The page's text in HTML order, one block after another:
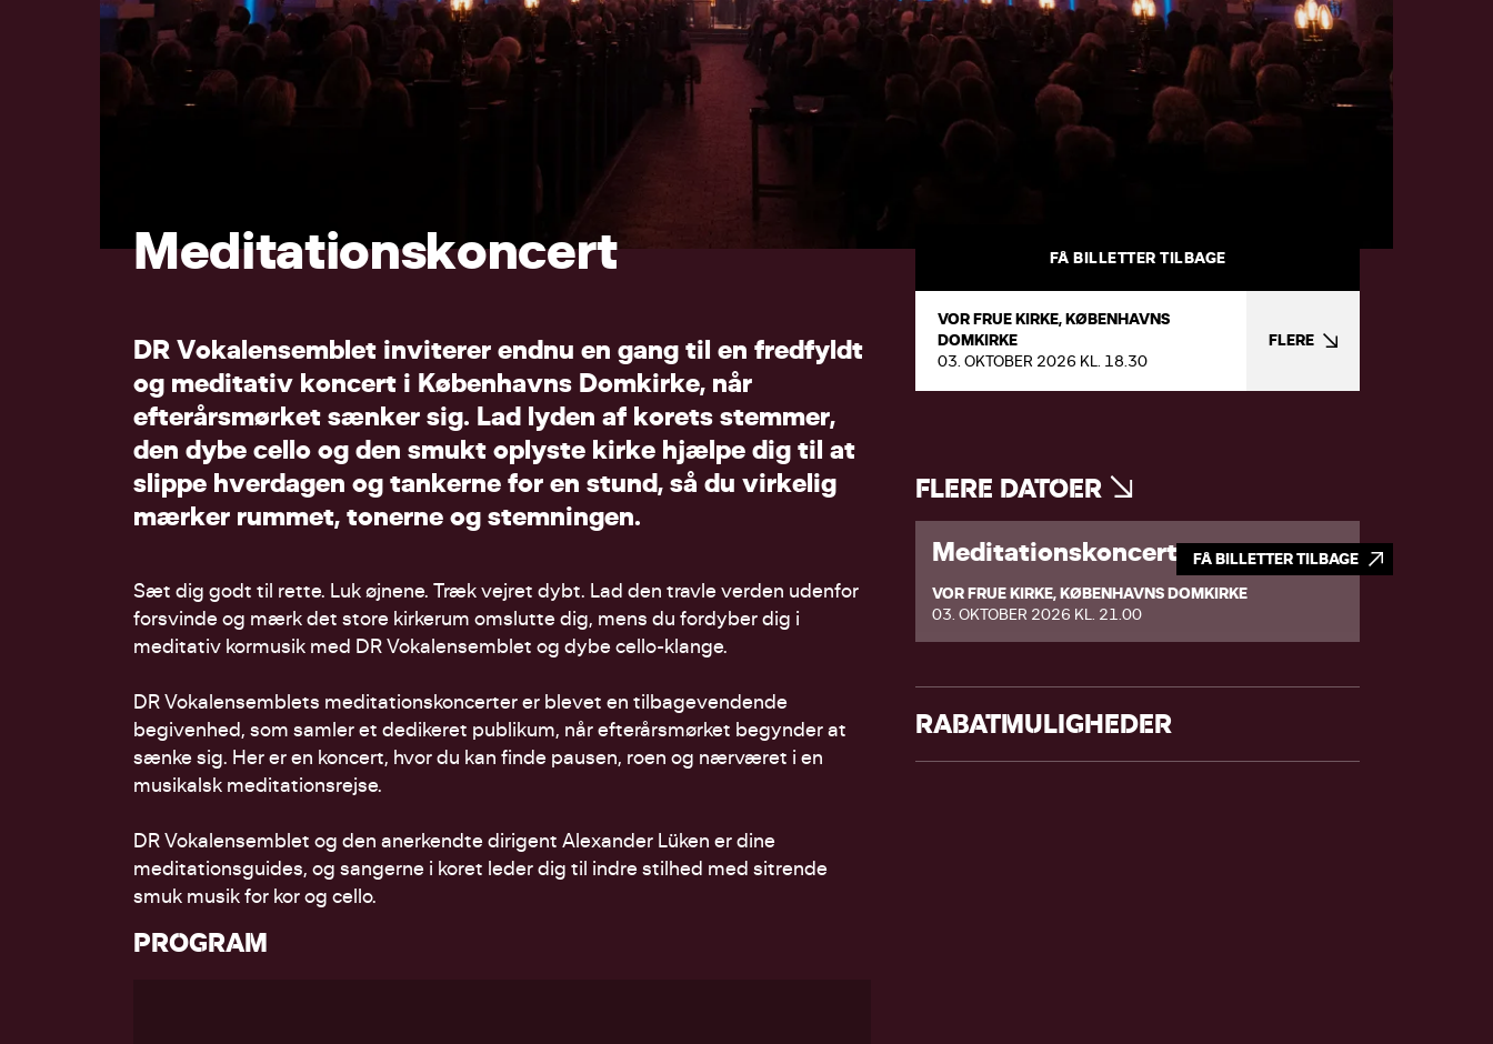
Meditationskoncert
DR Vokalensemblet inviterer endnu en gang til en fredfyldt
og meditativ koncert i Københavns Domkirke, når
efterårsmørket sænker sig. Lad lyden af korets stemmer,
den dybe cello og den smukt oplyste kirke hjælpe dig til at
slippe hverdagen og tankerne for en stund, så du virkelig
mærker rummet, tonerne og stemningen.
Sæt dig godt til rette. Luk øjnene. Træk vejret dybt. Lad den travle verden udenfor
forsvinde og mærk det store kirkerum omslutte dig, mens du fordyber dig i
meditativ kormusik med DR Vokalensemblet og dybe cello-klange.
DR Vokalensemblets meditationskoncerter er blevet en tilbagevendende
begivenhed, som samler et dedikeret publikum, når efterårsmørket begynder at
sænke sig. Her er en koncert, hvor du kan finde pausen, roen og nærværet i en
musikalsk meditationsrejse.
DR Vokalensemblet og den anerkendte dirigent Alexander Lüken er dine
meditationsguides, og sangerne i koret leder dig til indre stilhed med sitrende
smuk musik for kor og cello.
PROGRAM
FÅ BILLETTER TILBAGE
VOR FRUE KIRKE, KØBENHAVNS
DOMKIRKE
03. OKTOBER 2026 KL. 18.30
FLERE
FLERE DATOER
Meditationskoncert
FÅ BILLETTER TILBAGE
VOR FRUE KIRKE, KØBENHAVNS DOMKIRKE
03. OKTOBER 2026 KL. 21.00
RABATMULIGHEDER